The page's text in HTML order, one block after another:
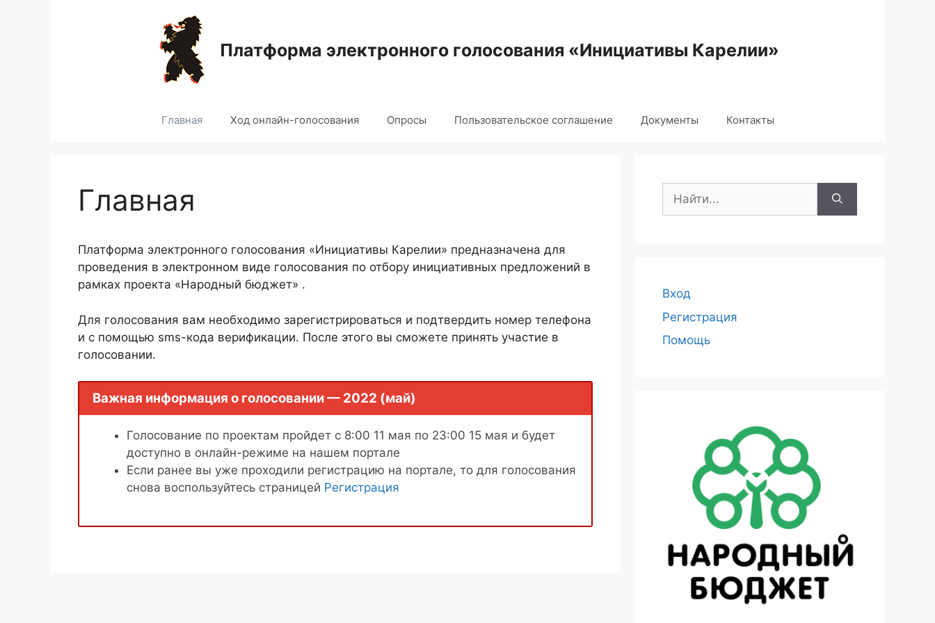
Платформа электронного голосования «Инициативы Карелии»
Главная Ход онлайн-голосования Опросы Пользовательское соглашение Документы Контакты
Главная
Платформа электронного голосования «Инициативы Карелии» предназначена для
проведения в электронном виде голосования по отбору инициативных предложений в
рамках проекта «Народный бюджет» .
Для голосования вам необходимо зарегистрироваться и подтвердить номер телефона
и с помощью sms-кода верификации. После этого вы сможете принять участие в
голосовании.
Важная информация о голосовании — 2022 (май)
Голосование по проектам пройдет с 8:00 11 мая по 23:00 15 мая и будет
доступно в онлайн-режиме на нашем портале
Если ранее вы уже проходили регистрацию на портале, то для голосования
снова воспользуйтесь страницей Регистрация
Поиск:
Вход
Регистрация
Помощь